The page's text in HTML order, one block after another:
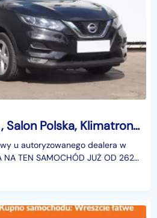
Nissan Qashqai II , Salon Polska, Klimatronic, Tempomat, Parktronic
u autoryzowanego dealera w
lokalizacja pojazdu jest aktua